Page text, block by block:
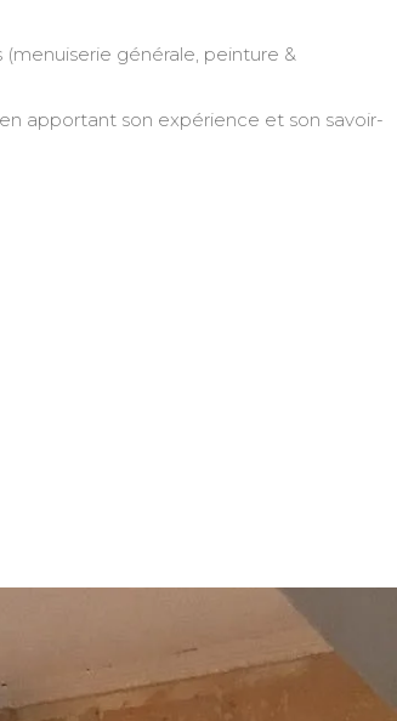
(menuiserie générale, peinture &
apportant son expérience et son savoir-